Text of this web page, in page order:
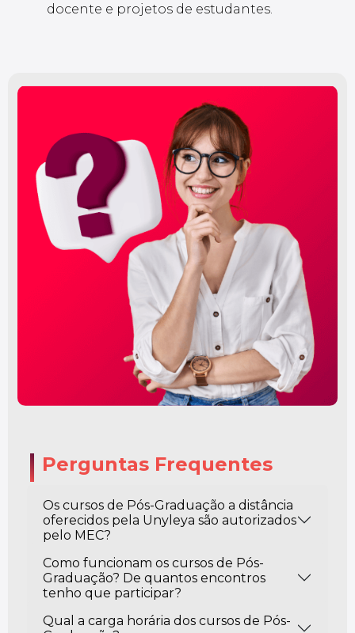
docente e projetos de estudantes.
Perguntas Frequentes
Os cursos de Pós-Graduação a distância
oferecidos pela Unyleya são autorizados
pelo MEC?
Como funcionam os cursos de Pós-
Graduação? De quantos encontros
tenho que participar?
Qual a carga horária dos cursos de Pós-